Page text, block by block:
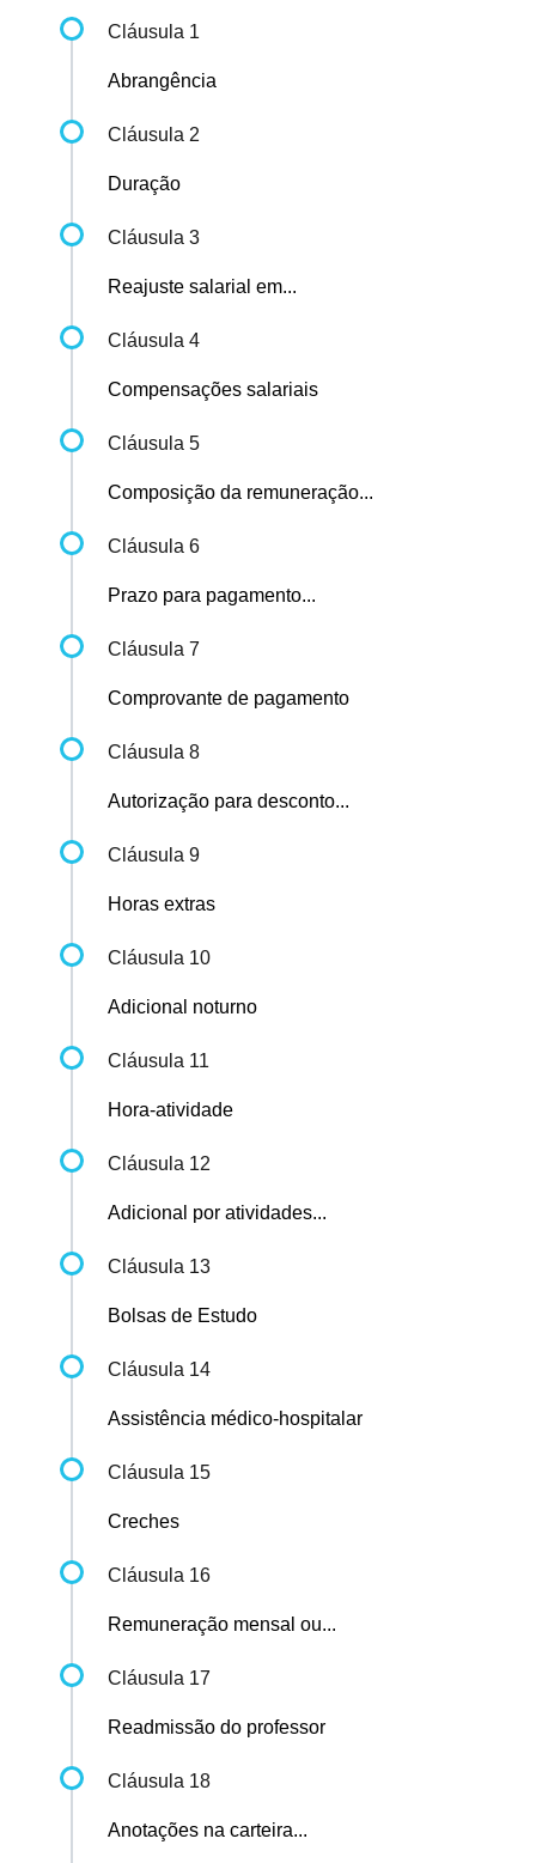
Cláusula 1
Abrangência
Cláusula 2
Duração
Cláusula 3
Reajuste salarial em...
Cláusula 4
Compensações salariais
Cláusula 5
Composição da remuneração...
Cláusula 6
Prazo para pagamento...
Cláusula 7
Comprovante de pagamento
Cláusula 8
Autorização para desconto...
Cláusula 9
Horas extras
Cláusula 10
Adicional noturno
Cláusula 11
Hora-atividade
Cláusula 12
Adicional por atividades...
Cláusula 13
Bolsas de Estudo
Cláusula 14
Assistência médico-hospitalar
Cláusula 15
Creches
Cláusula 16
Remuneração mensal ou...
Cláusula 17
Readmissão do professor
Cláusula 18
Anotações na carteira...